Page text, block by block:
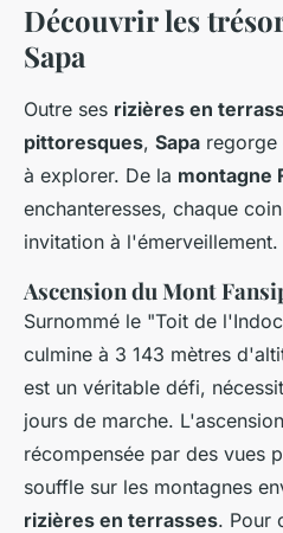
Découvrir les
Sapa
Outre ses rizières en
pittoresques, Sapa regorge
à explorer. De la montagne
enchanteresses, chaque
invitation à l'émerveillement.
Ascension du Mont
Surnommé le "Toit de
culmine à 3 143 mètres
est un véritable défi,
jours de marche.
récompensée par des vues
souffle sur les montagnes
rizières en terrasses. Pour